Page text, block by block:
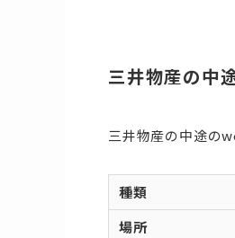
三井物産の中
三井物産の中途の
種類
場所